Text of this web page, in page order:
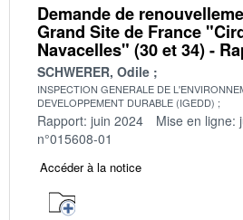
Demande de
Grand Site de France
Navacelles" (30 et 34) -
SCHWERER, Odile
INSPECTION GENERALE DE
DEVELOPPEMENT DURABLE (IGEDD)
Rapport: juin 2024 Mise en ligne:
n°015608-01
Accéder à la notice